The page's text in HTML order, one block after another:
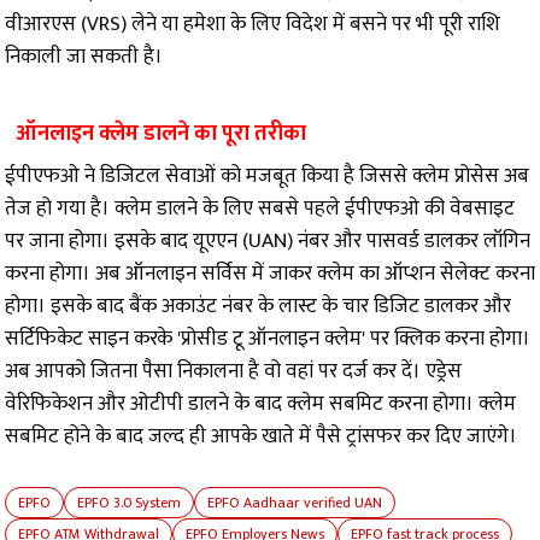
वीआरएस (VRS) लेने या हमेशा के लिए विदेश में बसने पर भी पूरी राशि
निकाली जा सकती है।
ऑनलाइन क्लेम डालने का पूरा तरीका
ईपीएफओ ने डिजिटल सेवाओं को मजबूत किया है जिससे क्लेम प्रोसेस अब
तेज हो गया है। क्लेम डालने के लिए सबसे पहले ईपीएफओ की वेबसाइट
पर जाना होगा। इसके बाद यूएएन (UAN) नंबर और पासवर्ड डालकर लॉगिन
करना होगा। अब ऑनलाइन सर्विस में जाकर क्लेम का ऑप्शन सेलेक्ट करना
होगा। इसके बाद बैंक अकाउंट नंबर के लास्ट के चार डिजिट डालकर और
सर्टिफिकेट साइन करके 'प्रोसीड टू ऑनलाइन क्लेम' पर क्लिक करना होगा।
अब आपको जितना पैसा निकालना है वो वहां पर दर्ज कर दें। एड्रेस
वेरिफिकेशन और ओटीपी डालने के बाद क्लेम सबमिट करना होगा। क्लेम
सबमिट होने के बाद जल्द ही आपके खाते में पैसे ट्रांसफर कर दिए जाएंगे।
EPFO EPFO ​​3.0 System
EPFO Aadhaar verified UAN
EPFO ATM Withdrawal
EPFO Employers News EPFO fast track process